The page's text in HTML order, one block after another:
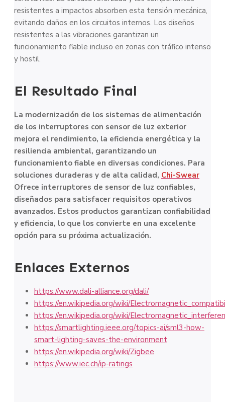
resistentes a impactos absorben esta tensión mecánica,
evitando daños en los circuitos internos. Los diseños
resistentes a las vibraciones garantizan un
funcionamiento fiable incluso en zonas con tráfico intenso
y hostil.
El Resultado Final
La modernización de los sistemas de alimentación
de los interruptores con sensor de luz exterior
mejora el rendimiento, la eficiencia energética y la
resiliencia ambiental, garantizando un
funcionamiento fiable en diversas condiciones. Para
soluciones duraderas y de alta calidad, Chi-Swear
Ofrece interruptores de sensor de luz confiables,
diseñados para satisfacer requisitos operativos
avanzados. Estos productos garantizan confiabilidad
y eficiencia, lo que los convierte en una excelente
opción para su próxima actualización.
Enlaces Externos
https://www.dali-alliance.org/dali/
https://en.wikipedia.org/wiki/
https://en.wikipedia.org/wiki/
https://smartlighting.ieee.org/topics-ai/sml3-how-
smart-lighting-saves-the-environment
https://en.wikipedia.org/wiki/Zigbee
https://www.iec.ch/ip-ratings